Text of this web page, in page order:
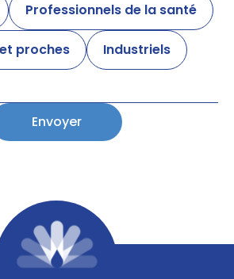
Professionnels de la santé
proches Industriels
Envoyer